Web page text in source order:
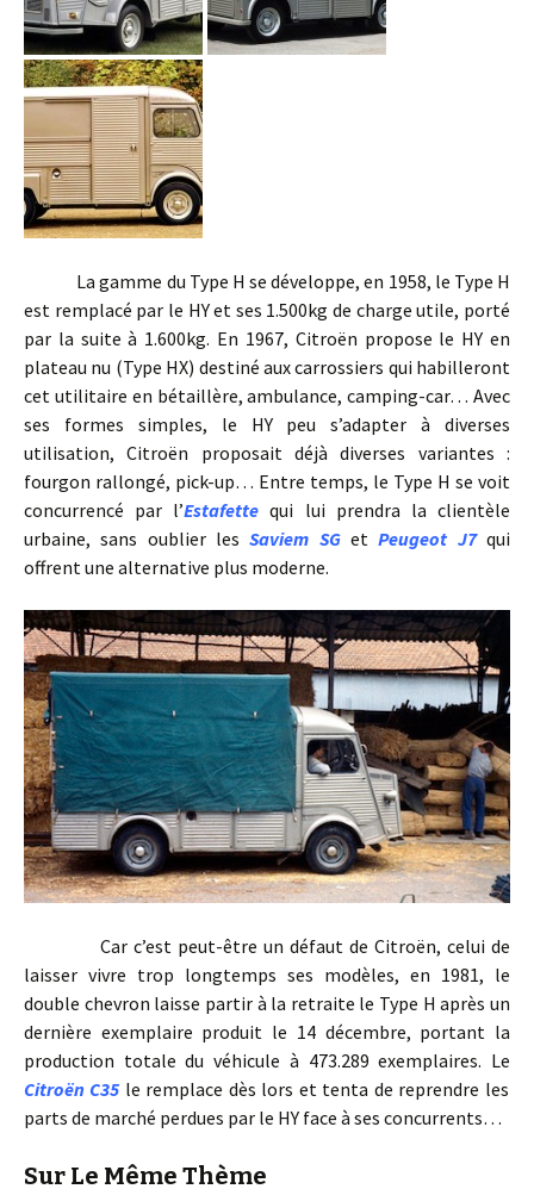
La gamme du Type H se développe, en 1958, le Type H
est remplacé par le HY et ses 1.500kg de charge utile, porté
par la suite à 1.600kg. En 1967, Citroën propose le HY en
plateau nu (Type HX) destiné aux carrossiers qui habilleront
cet utilitaire en bétaillère, ambulance, camping-car… Avec
ses formes simples, le HY peu s’adapter à diverses
utilisation, Citroën proposait déjà diverses variantes :
fourgon rallongé, pick-up… Entre temps, le Type H se voit
concurrencé par l’Estafette qui lui prendra la clientèle
urbaine, sans oublier lesSaviem SGetPeugeot J7qui
offrent une alternative plus moderne.
Car c’est peut-être un défaut de Citroën, celui de
laisser vivre trop longtemps ses modèles, en 1981, le
double chevron laisse partir à la retraite le Type H après un
dernière exemplaire produit le 14 décembre, portant la
production totale du véhicule à 473.289 exemplaires. Le
Citroën C35 le remplace dès lors et tenta de reprendre les
parts de marché perdues par le HY face à ses concurrents…
Sur Le Même Thème